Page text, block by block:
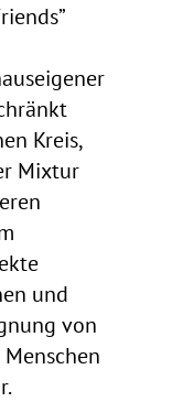
Kreis,
Mixtur
und
von